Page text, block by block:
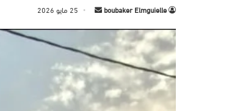
boubaker Elmguielle
ل
ب
25 مايو 2026